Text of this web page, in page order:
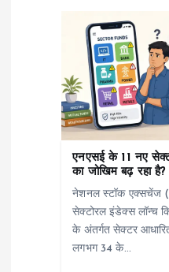
एनएसई के 11 नए
का जोखिम बढ़ रहा है?
नेशनल स्टॉक एक्सचेंज
सेक्टोरल इंडेक्स लॉन्च
के अंतर्गत सेक्टर
लगभग 34 के…